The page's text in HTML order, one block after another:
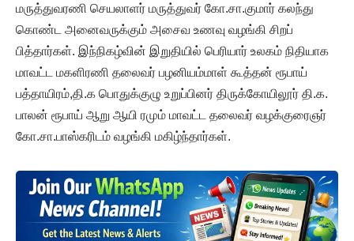
மருத்துவரணி செயலாளர் மருத்துவர் கோ.சா.குமார் கலந்து
கொண்ட அனைவருக்கும் அசைவ உணவு வழங்கி சிறப்
பித்தார்கள். இந்நிகழ்வின் இறுதியில் பெரியார் உலகம் நிதியாக
மாவட்ட மகளிரணி தலைவர் பழனியம்மாள் கூத்தன் ரூபாய்
பத்தாயிரம்,தி.க பொதுக்குழு உறுப்பினர் திருக்கோயிலூர் தி.க.
பாலன் ரூபாய் ஆறு ஆயி ரமும் மாவட்ட தலைவர் வழக்குரைஞர்
கோ.சா.பாஸ்கரிடம் வழங்கி மகிழ்ந்தார்கள்.